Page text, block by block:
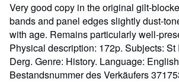
Very good copy in the original gilt-
bands and panel edges slightly dust-
with age. Remains particularly well-
Physical description: 172p. Subjects: St
Derg. Genre: History. Language:
Bestandsnummer des Verkäufers